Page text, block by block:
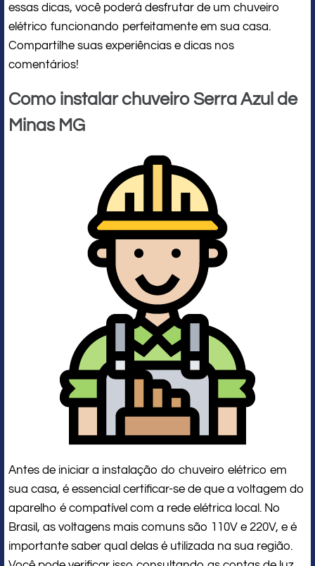
essas dicas, você poderá desfrutar de um chuveiro
elétrico funcionando perfeitamente em sua casa.
Compartilhe suas experiências e dicas nos
comentários!
Como instalar chuveiro Serra Azul de
Minas MG
Antes de iniciar a instalação do chuveiro elétrico em
sua casa, é essencial certificar-se de que a voltagem do
aparelho é compatível com a rede elétrica local. No
Brasil, as voltagens mais comuns são 110V e 220V, e é
importante saber qual delas é utilizada na sua região.